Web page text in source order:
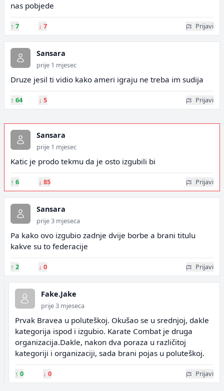
nas pobjede
↑ 7 ↓ 7 Prijavi
Sansara
prije 1 mjesec
Druze jesil ti vidio kako ameri igraju ne treba im sudija
↑ 64 ↓ 5 Prijavi
Sansara
prije 1 mjesec
Katic je prodo tekmu da je osto izgubili bi
↑ 6 ↓ 85 Prijavi
Sansara
prije 3 mjeseca
Pa kako ovo izgubio zadnje dvije borbe a brani titulu
kakve su to federacije
↑ 2 ↓ 0 Prijavi
Fake.Jake
prije 3 mjeseca
Prvak Bravea u poluteškoj. Okušao se u srednjoj, dakle
kategorija ispod i izgubio. Karate Combat je druga
organizacija.Dakle, nakon dva poraza u različitoj
kategoriji i organizaciji, sada brani pojas u poluteškoj.
↑ 0 ↓ 0 Prijavi